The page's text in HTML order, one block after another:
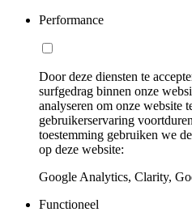
Performance
Door deze diensten te
surfgedrag binnen onze
analyseren om onze website
gebruikerservaring
toestemming gebruiken we
op deze website:
Google Analytics, Clarity,
Functioneel